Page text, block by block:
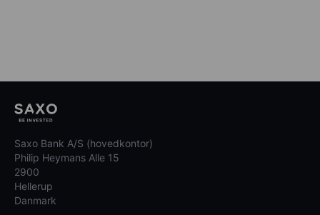
Saxo Bank A/S (hovedkontor)
Philip Heymans Alle 15
2900
Hellerup
Danmark